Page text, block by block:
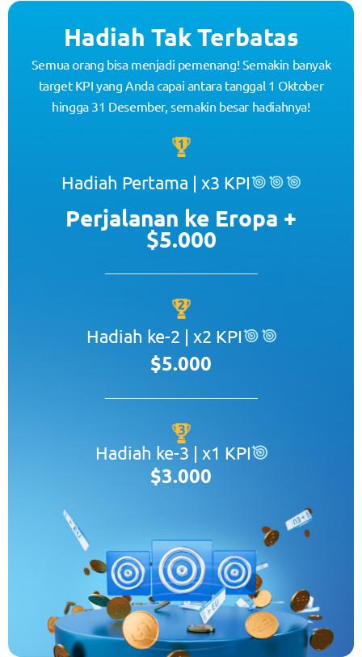
Hadiah Tak Terbatas
Semua orang bisa menjadi pemenang! Semakin banyak
target KPI yang Anda capai antara tanggal 1 Oktober
hingga 31 Desember, semakin besar hadiahnya!
Hadiah Pertama | x3 KPI
Perjalanan ke Eropa +
$5.000
Hadiah ke-2 | x2 KPI
$5.000
Hadiah ke-3 | x1 KPI
$3.000